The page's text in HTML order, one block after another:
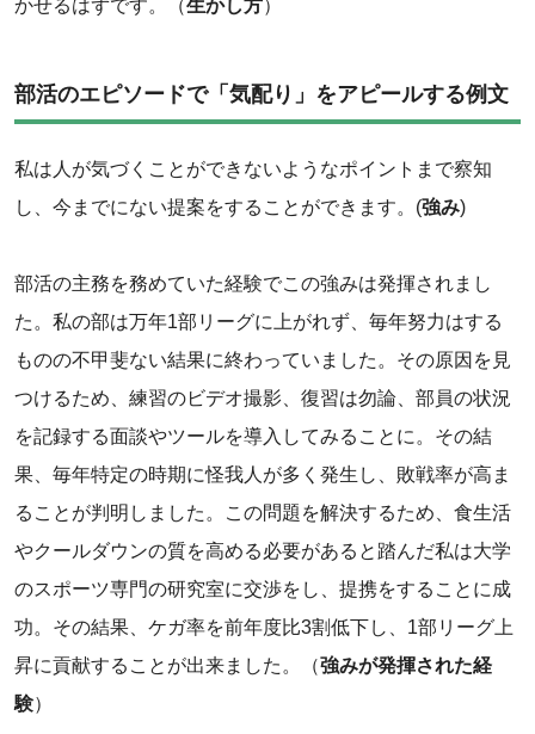
かせるはずです。（生かし方）
部活のエピソードで「気配り」をアピールする例文
私は人が気づくことができないようなポイントまで察知
し、今までにない提案をすることができます。(強み)
部活の主務を務めていた経験でこの強みは発揮されまし
た。私の部は万年1部リーグに上がれず、毎年努力はする
ものの不甲斐ない結果に終わっていました。その原因を見
つけるため、練習のビデオ撮影、復習は勿論、部員の状況
を記録する面談やツールを導入してみることに。その結
果、毎年特定の時期に怪我人が多く発生し、敗戦率が高ま
ることが判明しました。この問題を解決するため、食生活
やクールダウンの質を高める必要があると踏んだ私は大学
のスポーツ専門の研究室に交渉をし、提携をすることに成
功。その結果、ケガ率を前年度比3割低下し、1部リーグ上
昇に貢献することが出来ました。（強みが発揮された経
験）